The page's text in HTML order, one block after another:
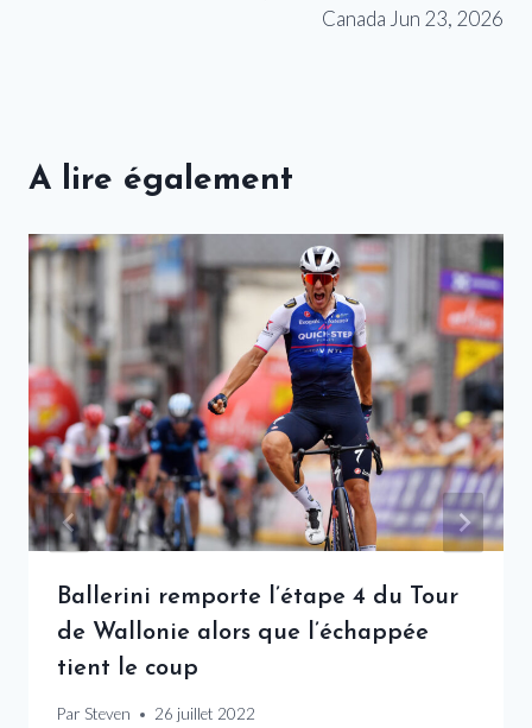
Canada Jun 23, 2026
A lire également
Ballerini remporte l’étape 4 du Tour
de Wallonie alors que l’échappée
tient le coup
Par Steven 26 juillet 2022